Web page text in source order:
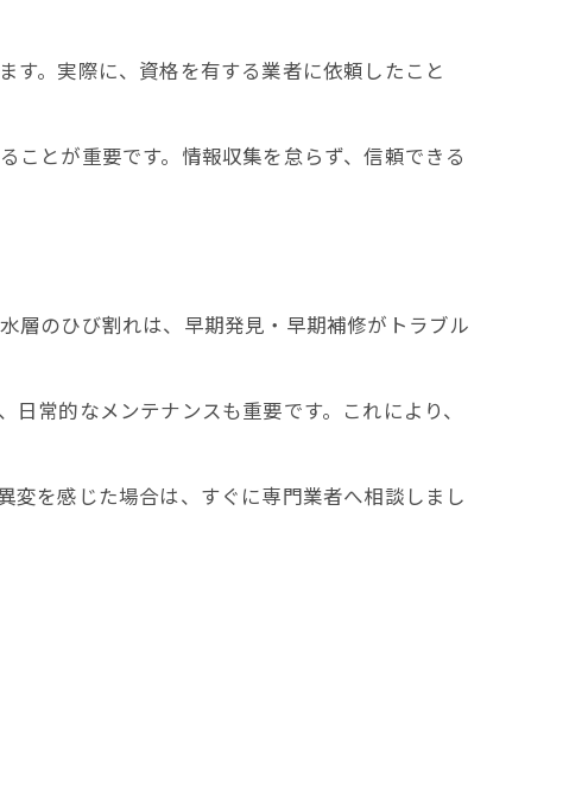
す。実際に、資格を有する業者に依頼したこと
とが重要です。情報収集を怠らず、信頼できる
層のひび割れは、早期発見・早期補修がトラブル
常的なメンテナンスも重要です。これにより、
変を感じた場合は、すぐに専門業者へ相談しまし